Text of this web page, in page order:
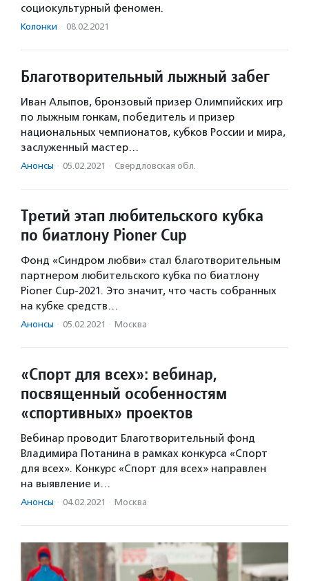
социокультурный феномен.
Колонки · 08.02.2021
Благотворительный лыжный забег
Иван Алыпов, бронзовый призер Олимпийских игр
по лыжным гонкам, победитель и призер
национальных чемпионатов, кубков России и мира,
заслуженный мастер…
Анонсы · 05.02.2021 · Свердловская обл.
Третий этап любительского кубка
по биатлону Pioner Cup
Фонд «Синдром любви» стал благотворительным
партнером любительского кубка по биатлону
Pioner Cup-2021. Это значит, что часть собранных
на кубке средств…
Анонсы · 05.02.2021 · Москва
«Спорт для всех»: вебинар,
посвященный особенностям
«спортивных» проектов
Вебинар проводит Благотворительный фонд
Владимира Потанина в рамках конкурса «Спорт
для всех». Конкурс «Спорт для всех» направлен
на выявление и…
Анонсы · 04.02.2021 · Москва